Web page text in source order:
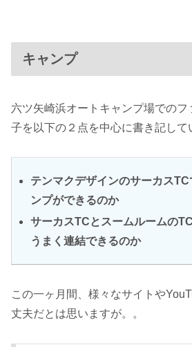
キャンプ
六ツ矢崎浜オートキャンプ場での
子を以下の２点を中心に書き記して
テンマクデザインのサーカス
ンプができるのか
サーカスTCとスームルームの
うまく連結できるのか
この一ヶ月間、様々なサイトや
丈夫だとは思いますが。。